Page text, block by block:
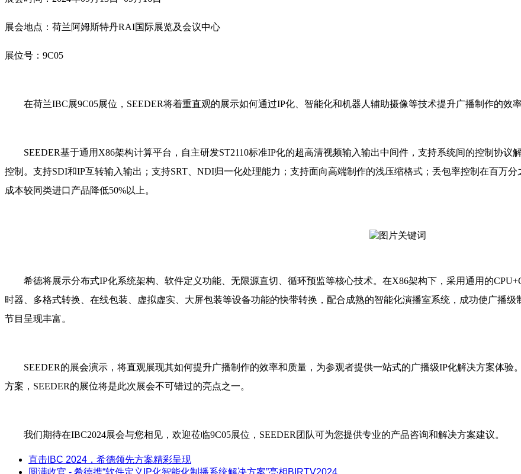
展会地点：荷兰阿姆斯特丹RAI国际展览及会议中心
展位号：9C05
在荷兰IBC展9C05展位，SEEDER将着重直观的展示如何通过IP化、智能化和机器人辅助摄像等技术提升广播制作的效率
SEEDER基于通用X86架构计算平台，自主研发ST2110标准IP化的超高清视频输入输出中间件，支持系统间的控制协
控制。支持SDI和IP互转输入输出；支持SRT、NDI归一化处理能力；支持面向高端制作的浅压缩格式；丢包率控制在百万
成本较同类进口产品降低50%以上。
希德将展示分布式IP化系统架构、软件定义功能、无限源直切、循环预监等核心技术。在X86架构下，采用通用的
时器、多格式转换、在线包装、虚拟虚实、大屏包装等设备功能的快带转换，配合成熟的智能化演播室系统，成功使广播
节目呈现丰富。
SEEDER的展会演示，将直观展现其如何提升广播制作的效率和质量，为参观者提供一站式的广播级IP化解决方案体
方案，SEEDER的展位将是此次展会不可错过的亮点之一。
我们期待在IBC2024展会与您相见，欢迎莅临9C05展位，SEEDER团队可为您提供专业的产品咨询和解决方案建议。
直击IBC 2024，希德领先方案精彩呈现
圆满收官 - 希德携“软件定义IP化智能化制播系统解决方案”亮相BIRTV2024